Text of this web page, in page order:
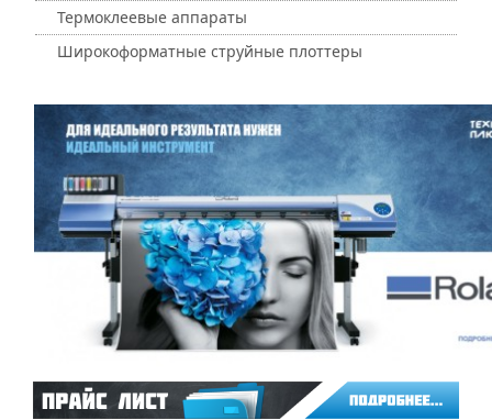
Термоклеевые аппараты
Широкоформатные струйные плоттеры